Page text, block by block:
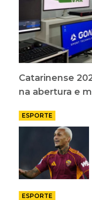
Catarinense
na abertura e
ESPORTE
ESPORTE